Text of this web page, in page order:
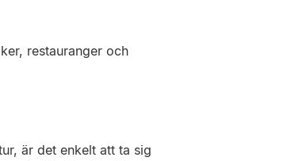
restauranger och
är det enkelt att ta sig